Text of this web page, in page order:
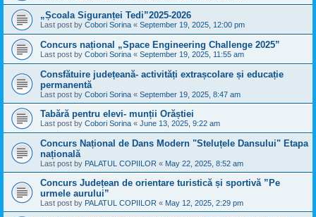
„Școala Siguranței Tedi”2025-2026
Last post by Cobori Sorina « September 19, 2025, 12:00 pm
Concurs național „Space Engineering Challenge 2025”
Last post by Cobori Sorina « September 19, 2025, 11:55 am
Consfătuire județeană- activități extrașcolare și educație
permanentă
Last post by Cobori Sorina « September 19, 2025, 8:47 am
Tabără pentru elevi- munții Orăștiei
Last post by Cobori Sorina « June 13, 2025, 9:22 am
Concurs Național de Dans Modern "Steluțele Dansului" Etapa
națională
Last post by PALATUL COPIILOR « May 22, 2025, 8:52 am
Concurs Județean de orientare turistică și sportivă ”Pe
urmele aurului”
Last post by PALATUL COPIILOR « May 12, 2025, 2:29 pm